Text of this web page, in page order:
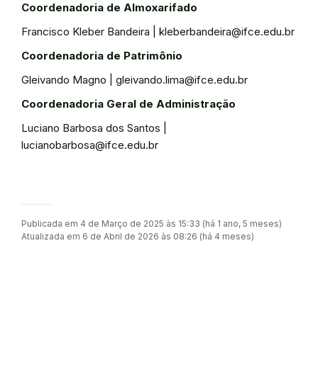
Coordenadoria de Almoxarifado
Francisco Kleber Bandeira | kleberbandeira@ifce.edu.br
Coordenadoria de Patrimônio
Gleivando Magno | gleivando.lima@ifce.edu.br
Coordenadoria Geral de Administração
Luciano Barbosa dos Santos |
lucianobarbosa@ifce.edu.br
Publicada em 4 de Março de 2025 às 15:33 (há 1 ano, 5 meses)
Atualizada em 6 de Abril de 2026 às 08:26 (há 4 meses)